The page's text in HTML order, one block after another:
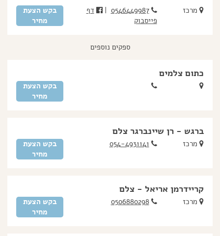
מרכז
0546449987
|
דף
פייסבוק
בקש הצעת
מחיר
ספקים נוספים
כתום צלמים
בקש הצעת
מחיר
ברגש - רן שיינברגר צלם
מרכז 054-4931141
בקש הצעת
מחיר
קריידרמן אריאל - צלם
מרכז 0506880298
בקש הצעת
מחיר